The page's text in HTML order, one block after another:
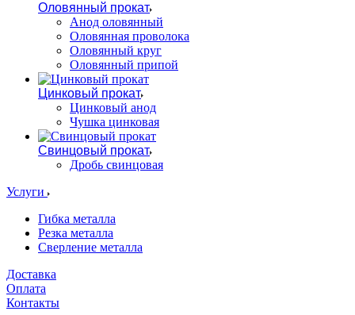
Оловянный прокат
Анод оловянный
Оловянная проволока
Оловянный круг
Оловянный припой
Цинковый прокат
Цинковый анод
Чушка цинковая
Свинцовый прокат
Дробь свинцовая
Услуги
Гибка металла
Резка металла
Сверление металла
Доставка
Оплата
Контакты